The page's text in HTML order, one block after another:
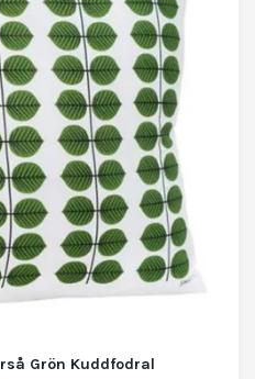
Grön Kuddfodral